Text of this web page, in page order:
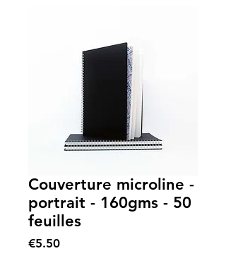
Couverture microline -
portrait - 160gms - 50
feuilles
€5.50Price